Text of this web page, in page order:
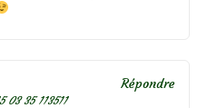
03 35 113511
Répondre